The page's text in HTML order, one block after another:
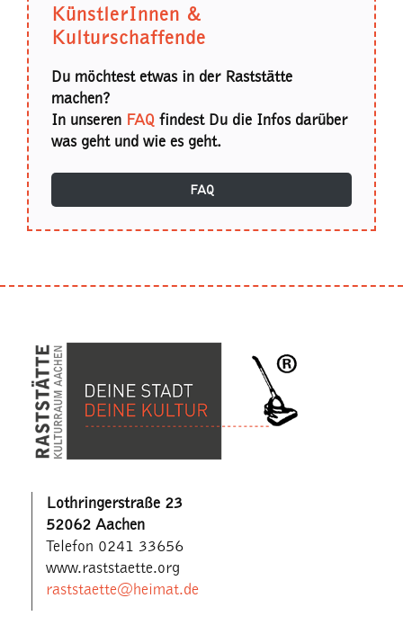
KünstlerInnen &
Kulturschaffende
Du möchtest etwas in der Raststätte
machen?
In unseren FAQ findest Du die Infos darüber
was geht und wie es geht.
FAQ
Lothringerstraße 23
52062 Aachen
Telefon 0241 33656
www.raststaette.org
raststaette@heimat.de